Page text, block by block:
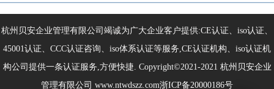
杭州贝安企业管理有限公司竭诚为广大企业客户提供:CE认证、iso认证、
45001认证、CCC认证咨询、iso体系认证等服务,CE认证机构、iso认证机
构公司提供一条认证服务,方便快捷. Copyright©2021-2021 杭州贝安企业
管理有限公司 www.ntwdszz.com浙ICP备20000186号